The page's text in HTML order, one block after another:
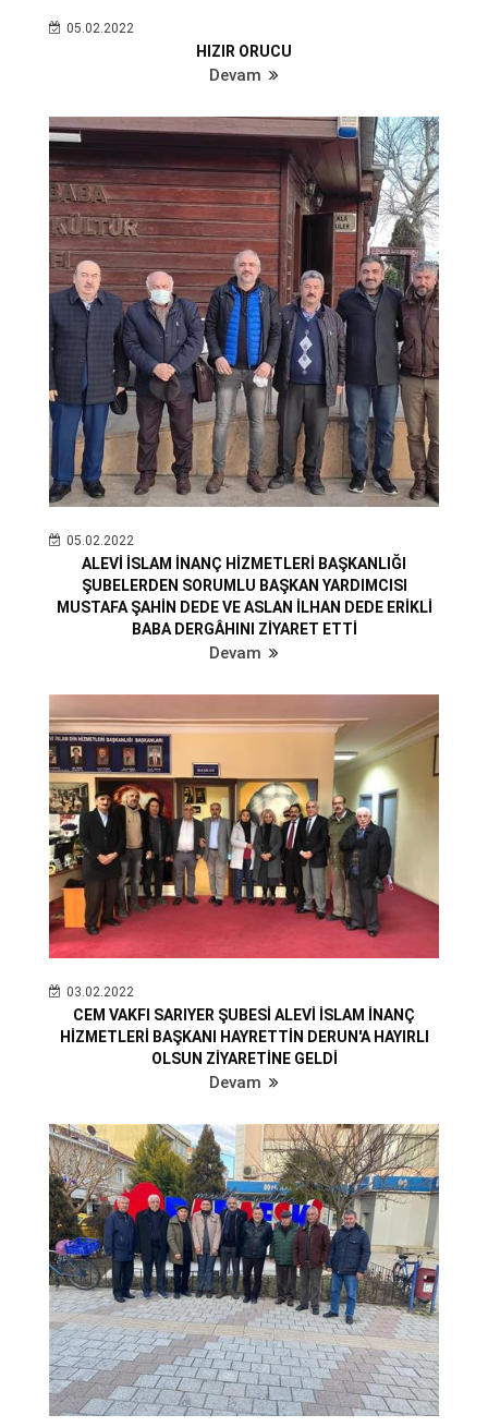
05.02.2022
HIZIR ORUCU
Devam
05.02.2022
ALEVİ İSLAM İNANÇ HİZMETLERİ BAŞKANLIĞI
ŞUBELERDEN SORUMLU BAŞKAN YARDIMCISI
MUSTAFA ŞAHİN DEDE VE ASLAN İLHAN DEDE ERİKLİ
BABA DERGÂHINI ZİYARET ETTİ
Devam
03.02.2022
CEM VAKFI SARIYER ŞUBESİ ALEVİ İSLAM İNANÇ
HİZMETLERİ BAŞKANI HAYRETTİN DERUN'A HAYIRLI
OLSUN ZİYARETİNE GELDİ
Devam